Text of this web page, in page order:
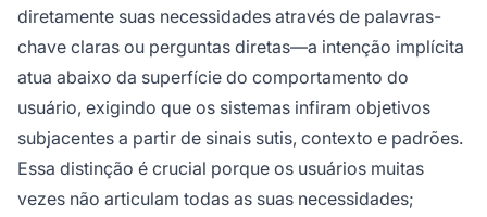
diretamente suas necessidades através de palavras-
chave claras ou perguntas diretas—a intenção implícita
atua abaixo da superfície do comportamento do
usuário, exigindo que os sistemas infiram objetivos
subjacentes a partir de sinais sutis, contexto e padrões.
Essa distinção é crucial porque os usuários muitas
vezes não articulam todas as suas necessidades;